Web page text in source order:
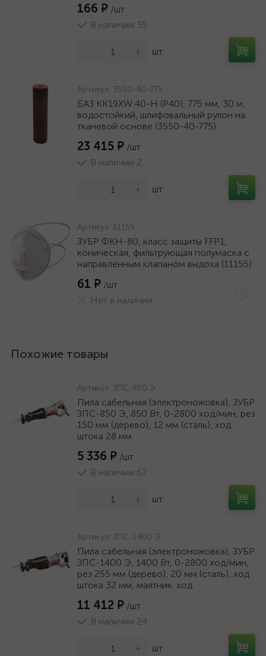
166 ₽ /шт
В наличии 35
- + шт
Артикул: 3550-40-775
БАЗ KK19XW 40-H (Р40), 775 мм, 30 м,
водостойкий, шлифовальный рулон на
тканевой основе (3550-40-775)
23 415 ₽ /шт
В наличии 2
- + шт
Артикул: 11155
ЗУБР ФКН-80, класс защиты FFP1,
коническая, фильтрующая полумаска с
направленным клапаном выдоха (11155)
61 ₽ /шт
Нет в наличии
Похожие товары
Артикул: ЗПС-850 Э
Пила сабельная (электроножовка), ЗУБР
ЗПС-850 Э, 850 Вт, 0-2800 ход/мин, рез
150 мм (дерево), 12 мм (сталь), ход
штока 28 мм
5 336 ₽ /шт
В наличии 67
+ шт
Артикул: ЗПС-1400 Э
Пила сабельная (электроножовка), ЗУБР
ЗПС-1400 Э, 1400 Вт, 0-2800 ход/мин,
рез 255 мм (дерево), 20 мм (сталь), ход
штока 32 мм, маятник. ход
11 412 ₽ /шт
В наличии 24
+ шт